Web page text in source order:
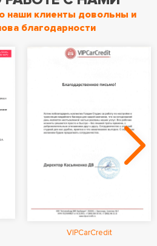
наши клиенты довольны и
благодарности
VIPCarCredit